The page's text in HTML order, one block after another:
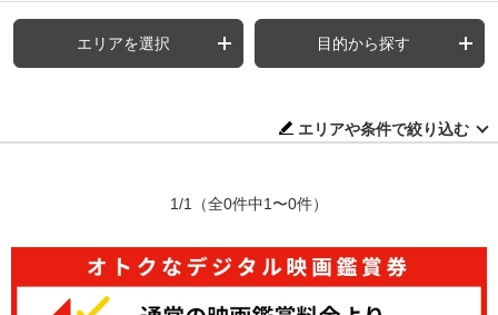
エリアを選択 目的から探す
エリアや条件で絞り込む
1/1 （全0件中1〜0件）